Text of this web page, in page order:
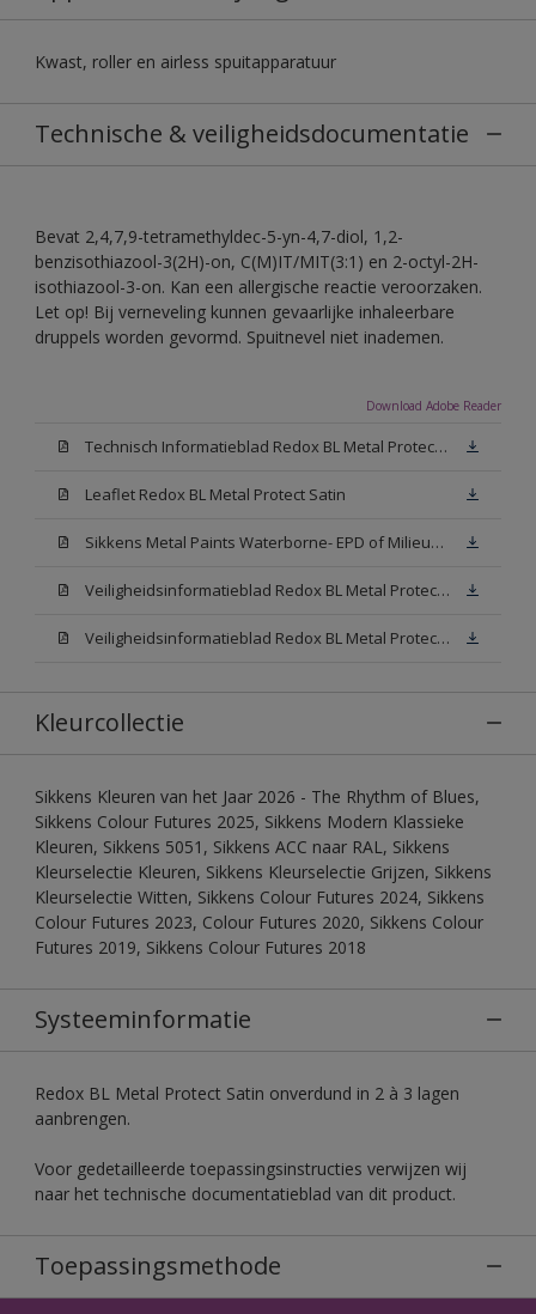
Kwast, roller en airless spuitapparatuur
Technische & veiligheidsdocumentatie
Bevat 2,4,7,9-tetramethyldec-5-yn-4,7-diol, 1,2-
benzisothiazool-3(2H)-on, C(M)IT/MIT(3:1) en 2-octyl-2H-
isothiazool-3-on. Kan een allergische reactie veroorzaken.
Let op! Bij verneveling kunnen gevaarlijke inhaleerbare
druppels worden gevormd. Spuitnevel niet inademen.
Download Adobe Reader
Technisch Informatieblad Redox BL Metal Protect (PDF)
Leaflet Redox BL Metal Protect Satin
Sikkens Metal Paints Waterborne- EPD of Milieuproductverklaring
Veiligheidsinformatieblad Redox BL Metal Protect Satin N00 (MSDS)
Veiligheidsinformatieblad Redox BL Metal Protect Satin White W05 (MSDS)
Kleurcollectie
Sikkens Kleuren van het Jaar 2026 - The Rhythm of Blues,
Sikkens Colour Futures 2025, Sikkens Modern Klassieke
Kleuren, Sikkens 5051, Sikkens ACC naar RAL, Sikkens
Kleurselectie Kleuren, Sikkens Kleurselectie Grijzen, Sikkens
Kleurselectie Witten, Sikkens Colour Futures 2024, Sikkens
Colour Futures 2023, Colour Futures 2020, Sikkens Colour
Futures 2019, Sikkens Colour Futures 2018
Systeeminformatie
Redox BL Metal Protect Satin onverdund in 2 à 3 lagen
aanbrengen.
Voor gedetailleerde toepassingsinstructies verwijzen wij
naar het technische documentatieblad van dit product.
Toepassingsmethode